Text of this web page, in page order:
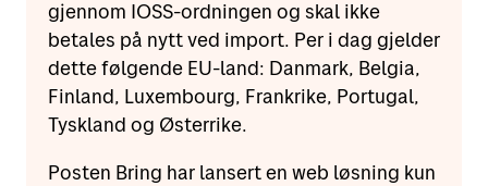
gjennom IOSS-ordningen og skal ikke
betales på nytt ved import. Per i dag gjelder
dette følgende EU-land: Danmark, Belgia,
Finland, Luxembourg, Frankrike, Portugal,
Tyskland og Østerrike.
Posten Bring har lansert en web løsning kun